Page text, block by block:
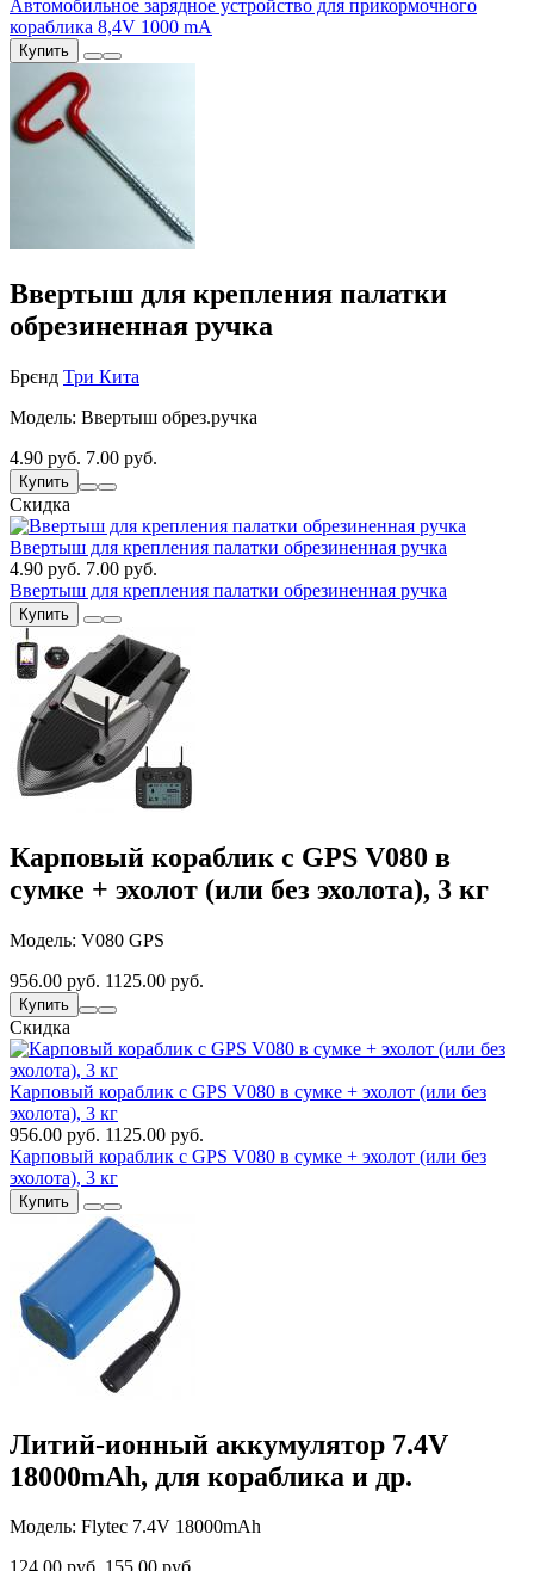
Автомобильное зарядное устройство для прикормочного
кораблика 8,4V 1000 mA
Купить
Ввертыш для крепления палатки
обрезиненная ручка
Брєнд Три Кита
Модель: Ввертыш обрез.ручка
4.90 руб. 7.00 руб.
Купить
Скидка
Ввертыш для крепления палатки обрезиненная ручка
4.90 руб. 7.00 руб.
Ввертыш для крепления палатки обрезиненная ручка
Купить
Карповый кораблик с GPS V080 в
сумке + эхолот (или без эхолота), 3 кг
Модель: V080 GPS
956.00 руб. 1125.00 руб.
Купить
Скидка
Карповый кораблик с GPS V080 в сумке + эхолот (или без
эхолота), 3 кг
956.00 руб. 1125.00 руб.
Карповый кораблик с GPS V080 в сумке + эхолот (или без
эхолота), 3 кг
Купить
Литий-ионный аккумулятор 7.4V
18000mAh, для кораблика и др.
Модель: Flytec 7.4V 18000mAh